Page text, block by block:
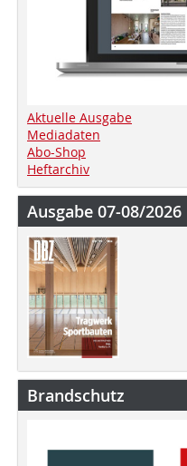
Aktuelle Ausgabe
Mediadaten
Abo-Shop
Heftarchiv
Ausgabe 07-08/2026
Brandschutz